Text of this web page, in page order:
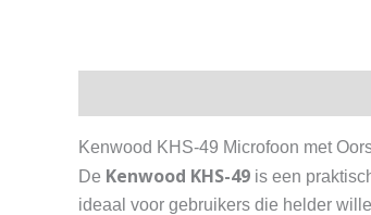
Kenwood KHS-49 Microfoon met
De Kenwood KHS-49 is een
ideaal voor gebruikers die helder